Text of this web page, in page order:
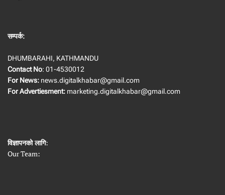
सम्पर्क:
DHUMBARAHI, KATHMANDU
Contact No: 01-4530012
For News: news.digitalkhabar@gmail.com
For Advertiesment: marketing.digitalkhabar@gmail.com
विज्ञापनको लागि:
Our Team: